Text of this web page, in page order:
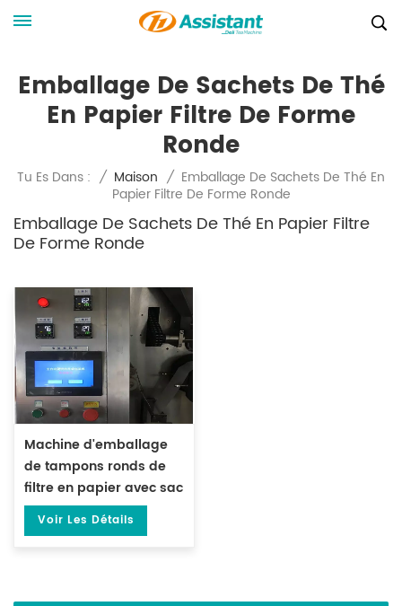
Emballage De Sachets De Thé
En Papier Filtre De Forme
Ronde
Tu Es Dans : / Maison / Emballage De Sachets De Thé En
Papier Filtre De Forme Ronde
Emballage De Sachets De Thé En Papier Filtre
De Forme Ronde
Machine d'emballage
de tampons ronds de
filtre en papier avec sac
extérieur DL-LSDP-YW
Voir Les Détails